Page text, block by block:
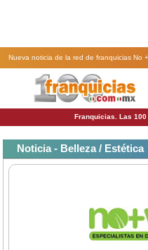
Nueva noticia de la red de franquicias No
apertura de
Franquicias. Las
Noticia - Belleza / Estética